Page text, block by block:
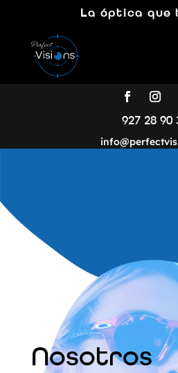
La óptica que
927 28 90
Nosotros